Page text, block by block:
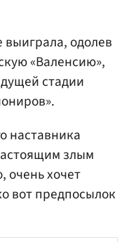
выиграла, одолев
«Валенсию»,
стадии
наставника
злым
очень хочет
вот предпосылок